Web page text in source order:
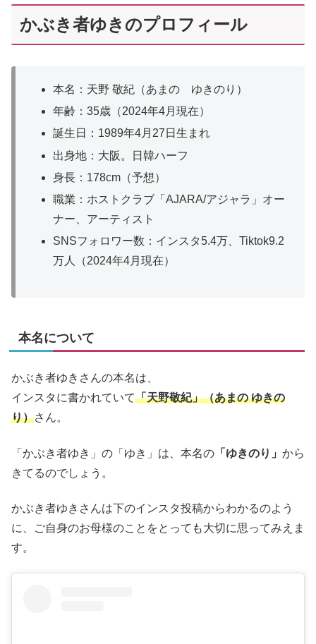
かぶき者ゆきのプロフィール
本名：天野 敬紀（あまの ゆきのり）
年齢：35歳（2024年4月現在）
誕生日：1989年4月27日生まれ
出身地：大阪。日韓ハーフ
身長：178cm（予想）
職業：ホストクラブ「AJARA/アジャラ」オー
ナー、アーティスト
SNSフォロワー数：インスタ5.4万、Tiktok9.2
万人（2024年4月現在）
本名について
かぶき者ゆきさんの本名は、
インスタに書かれていて「天野敬紀」（あまの ゆきの
り）さん。
「かぶき者ゆき」の「ゆき」は、本名の 「ゆきのり」 から
きてるのでしょう。
かぶき者ゆきさんは下のインスタ投稿からわかるのよう
に、ご自身のお母様のことをとっても大切に思ってみえま
す。